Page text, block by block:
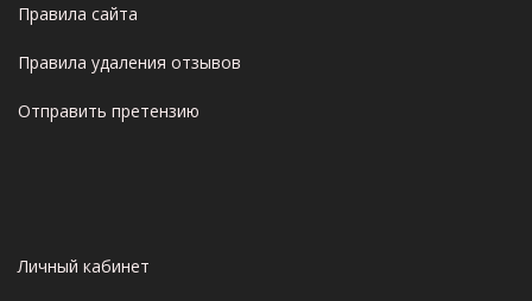
Правила сайта
Правила удаления отзывов
Отправить претензию
Личный кабинет